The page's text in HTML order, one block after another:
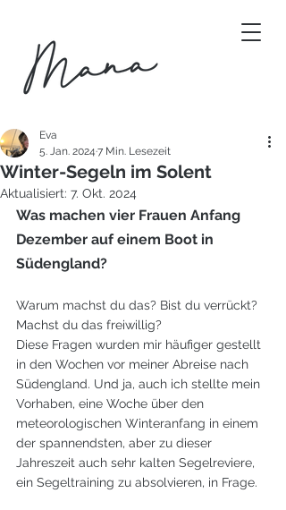
Winter-Segeln im Solent
Eva
5. Jan. 2024 7 Min. Lesezeit
Aktualisiert: 7. Okt. 2024
Was machen vier Frauen Anfang
Dezember auf einem Boot in
Südengland?
Warum machst du das? Bist du verrückt?
Machst du das freiwillig?
Diese Fragen wurden mir häufiger gestellt
in den Wochen vor meiner Abreise nach
Südengland. Und ja, auch ich stellte mein
Vorhaben, eine Woche über den
meteorologischen Winteranfang in einem
der spannendsten, aber zu dieser
Jahreszeit auch sehr kalten Segelreviere,
ein Segeltraining zu absolvieren, in Frage.